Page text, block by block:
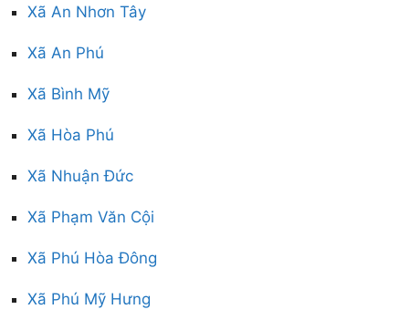
Xã An Nhơn Tây
Xã An Phú
Xã Bình Mỹ
Xã Hòa Phú
Xã Nhuận Đức
Xã Phạm Văn Cội
Xã Phú Hòa Đông
Xã Phú Mỹ Hưng